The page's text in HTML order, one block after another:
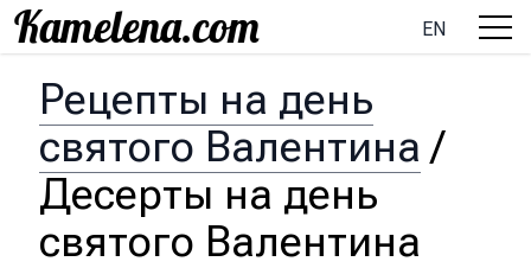
EN
Рецепты на день
святого Валентина /
Десерты на день
святого Валентина